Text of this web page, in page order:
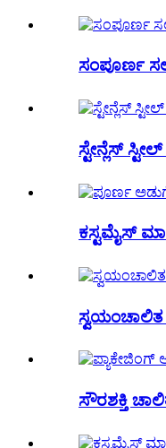
ಸಂಪೂರ್ಣ
ಸ್ಟೇನ್ಲೆಸ್
ಕಸ್ಟಮೈಸ್
ಸ್ವಯಂಚಾಲಿತ
ಸೌರಶಕ್ತಿ